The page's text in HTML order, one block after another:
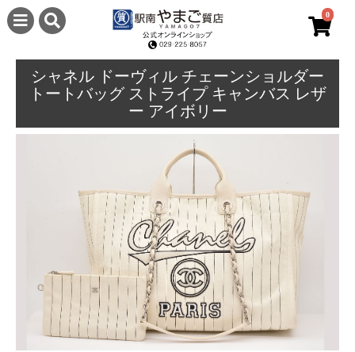
0
シャネル ドーヴィル チェーンショルダー
トートバッグ ストライプ キャンバス レザ
ー アイボリー